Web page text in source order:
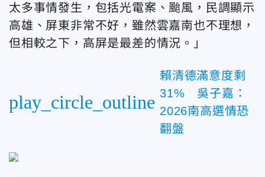
太多事情發生，包括光電案、颱風，民調顯示
高雄、屏東非常不好，雖然雲嘉南也不理想，
但相較之下，高屏是最差的情況。」
play_circle_outline
賴清德滿意度剩
31% 吳子嘉：
2026南高選情恐
翻盤